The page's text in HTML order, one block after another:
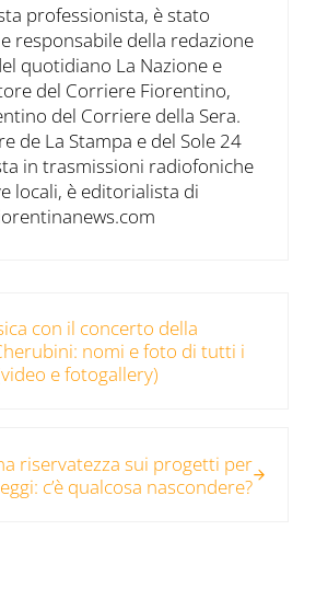
professionista, è stato
responsabile della redazione
quotidiano La Nazione e
del Corriere Fiorentino,
del Corriere della Sera.
de La Stampa e del Sole 24
in trasmissioni radiofoniche
locali, è editorialista di
con il concerto della
nomi e foto di tutti i
e fotogallery)
riservatezza sui progetti per
c’è qualcosa nascondere?